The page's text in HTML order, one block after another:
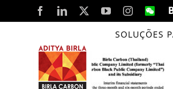
to
content
FacebookLinkedIn YouTubeInstagram
SOLUÇÕES